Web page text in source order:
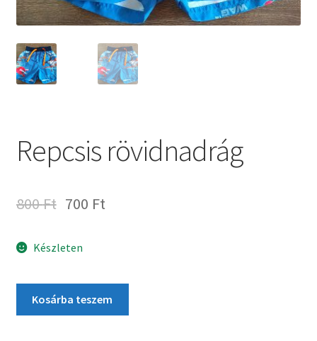
Repcsis rövidnadrág
800Ft 700 Ft
Készleten
Kosárba teszem